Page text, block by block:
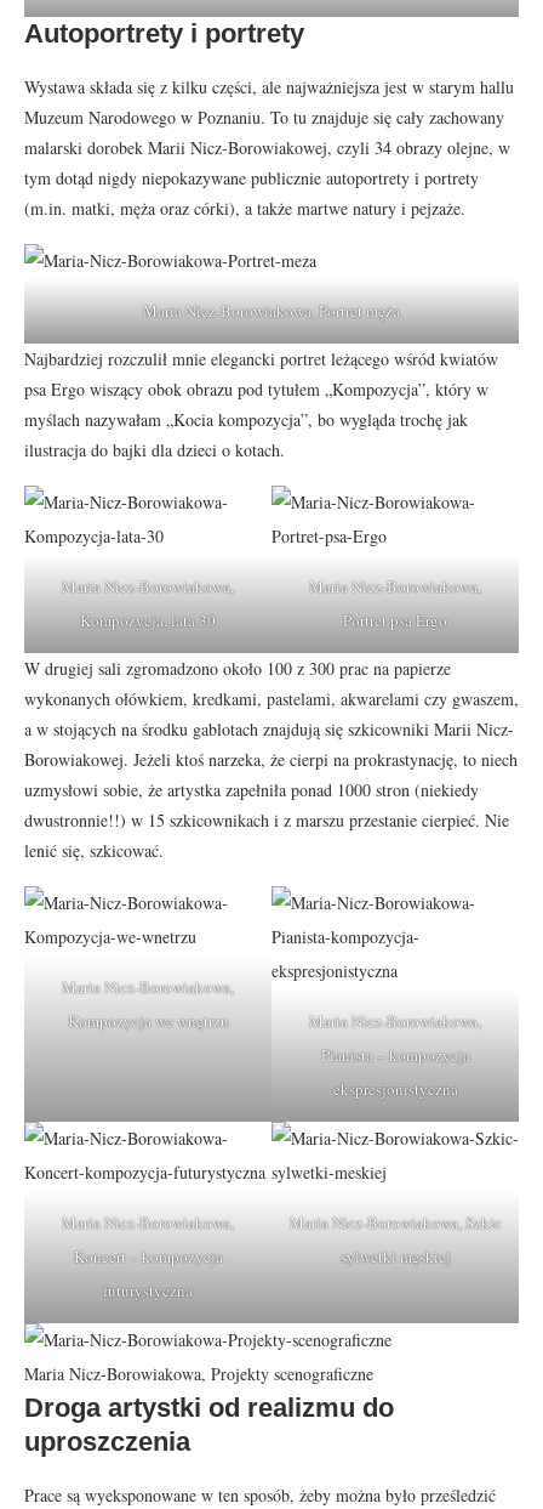
Autoportrety i portrety
Wystawa składa się z kilku części, ale najważniejsza jest w starym hallu
Muzeum Narodowego w Poznaniu. To tu znajduje się cały zachowany
malarski dorobek Marii Nicz-Borowiakowej, czyli 34 obrazy olejne, w
tym dotąd nigdy niepokazywane publicznie autoportrety i portrety
(m.in. matki, męża oraz córki), a także martwe natury i pejzaże.
Maria Nicz-Borowiakowa, Portret męża
Najbardziej rozczulił mnie elegancki portret leżącego wśród kwiatów
psa Ergo wiszący obok obrazu pod tytułem „Kompozycja”, który w
myślach nazywałam „Kocia kompozycja”, bo wygląda trochę jak
ilustracja do bajki dla dzieci o kotach.
Maria Nicz-Borowiakowa,
Kompozycja, lata 30
Maria Nicz-Borowiakowa,
Portret psa Ergo
W drugiej sali zgromadzono około 100 z 300 prac na papierze
wykonanych ołówkiem, kredkami, pastelami, akwarelami czy gwaszem,
a w stojących na środku gablotach znajdują się szkicowniki Marii Nicz-
Borowiakowej. Jeżeli ktoś narzeka, że cierpi na prokrastynację, to niech
uzmysłowi sobie, że artystka zapełniła ponad 1000 stron (niekiedy
dwustronnie!!) w 15 szkicownikach i z marszu przestanie cierpieć. Nie
lenić się, szkicować.
Maria Nicz-Borowiakowa,
Kompozycja we wnętrzu
Maria Nicz-Borowiakowa,
Pianista – kompozycja
ekspresjonistyczna
Maria Nicz-Borowiakowa,
Koncert – kompozycja
futurystyczna
Maria Nicz-Borowiakowa, Szkic
sylwetki męskiej
Maria Nicz-Borowiakowa, Projekty scenograficzne
Droga artystki od realizmu do
uproszczenia
Prace są wyeksponowane w ten sposób, żeby można było prześledzić